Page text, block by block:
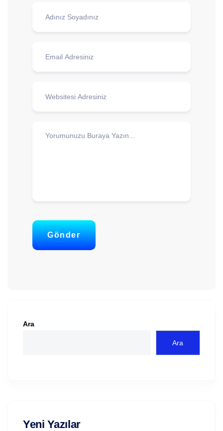
Gönder
Ara
Ara
Yeni Yazılar